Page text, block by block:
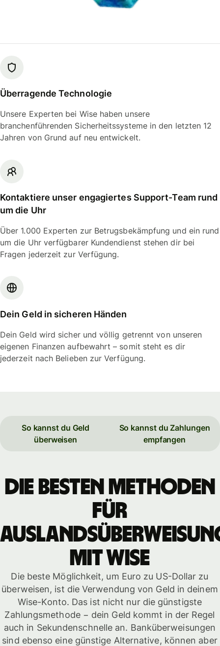
Überragende Technologie
Unsere Experten bei Wise haben unsere
branchenführenden Sicherheitssysteme in den letzten 12
Jahren von Grund auf neu entwickelt.
Kontaktiere unser engagiertes Support-Team rund
um die Uhr
Über 1.000 Experten zur Betrugsbekämpfung und ein rund
um die Uhr verfügbarer Kundendienst stehen dir bei
Fragen jederzeit zur Verfügung.
Dein Geld in sicheren Händen
Dein Geld wird sicher und völlig getrennt von unseren
eigenen Finanzen aufbewahrt – somit steht es dir
jederzeit nach Belieben zur Verfügung.
So kannst du Geld
überweisen
So kannst du Zahlungen
empfangen
Die besten Methoden
für
mit WISE
Die beste Möglichkeit, um Euro zu US-Dollar zu
überweisen, ist die Verwendung von Geld in deinem
Wise-Konto. Das ist nicht nur die günstigste
Zahlungsmethode − dein Geld kommt in der Regel
auch in Sekundenschnelle an. Banküberweisungen
sind ebenso eine günstige Alternative, können aber